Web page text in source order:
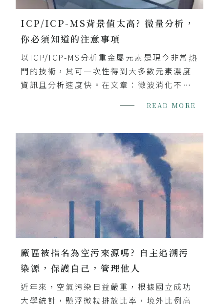
ICP/ICP-MS背景值太高? 微量分析，
你必須知道的注意事項
以ICP/ICP-MS分析重金屬元素是現今非常熱
門的技術，其可一次性得到大多數元素濃度
資訊且分析速度快。在文章：微波消化不完
MS分析時，樣品是否消化完全將會影響分析
READ MORE
廠區被指名為空污來源嗎? 自主追溯污
染源，保護自己，管理他人
近年來，空氣污染日益嚴重，根據國立成功
大學統計，懸浮微粒排放比率，境外比例高